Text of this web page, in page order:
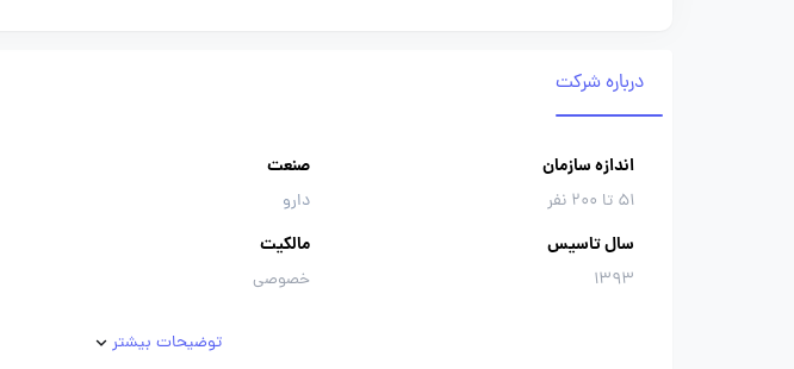
درباره شرکت
اندازه سازمان
51 تا 200 نفر
صنعت
دارو
سال تاسیس
1393
مالکیت
خصوصی
توضیحات بیشتر